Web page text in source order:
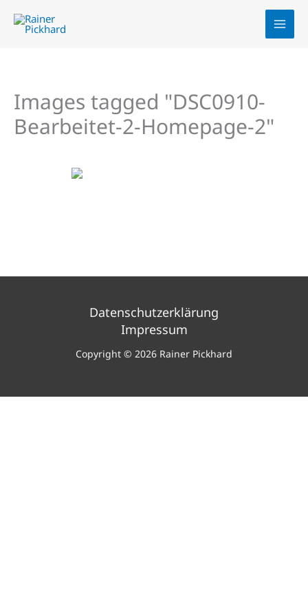
Inhalt
Images tagged "DSC0910-
Bearbeitet-2-Homepage-2"
Datenschutzerklärung
Impressum
Copyright © 2026 Rainer Pickhard